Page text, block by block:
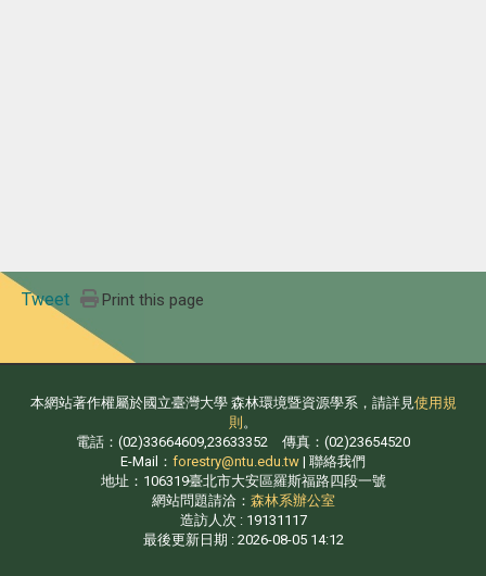
Tweet Print this page
本網站著作權屬於國立臺灣大學 森林環境暨資源學系，請詳見使用規
則 。
電話：(02)33664609,23633352 傳真：(02)23654520
E-Mail： forestry@ntu.edu.tw | 聯絡我們
地址：106319臺北市大安區羅斯福路四段一號
網站問題請洽： 森林系辦公室
造訪人次 : 19131117
最後更新日期 : 2026-08-05 14:12